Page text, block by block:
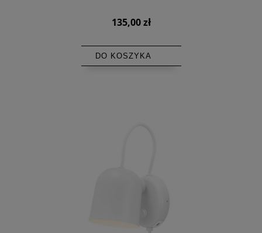
135,00 zł
DO KOSZYKA